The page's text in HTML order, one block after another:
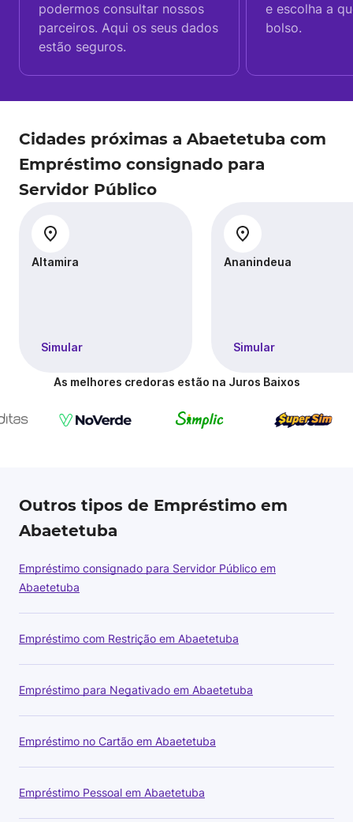
podermos consultar nossos
parceiros. Aqui os seus dados
estão seguros.
e escolha a
bolso.
Cidades próximas a Abaetetuba com
Empréstimo consignado para
Servidor Público
Altamira
Simular
Ananindeua
Simular
As melhores credoras estão na Juros Baixos
Outros tipos de Empréstimo em
Abaetetuba
Empréstimo consignado para Servidor Público em
Abaetetuba
Empréstimo com Restrição em Abaetetuba
Empréstimo para Negativado em Abaetetuba
Empréstimo no Cartão em Abaetetuba
Empréstimo Pessoal em Abaetetuba